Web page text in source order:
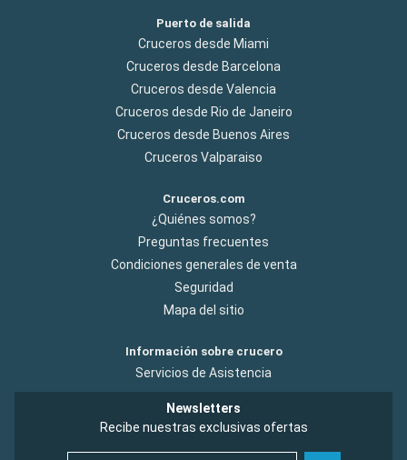
Puerto de salida
Cruceros desde Miami
Cruceros desde Barcelona
Cruceros desde Valencia
Cruceros desde Rio de Janeiro
Cruceros desde Buenos Aires
Cruceros Valparaiso
Cruceros.com
¿Quiénes somos?
Preguntas frecuentes
Condiciones generales de venta
Seguridad
Mapa del sitio
Información sobre crucero
Servicios de Asistencia
Newsletters
Recibe nuestras exclusivas ofertas